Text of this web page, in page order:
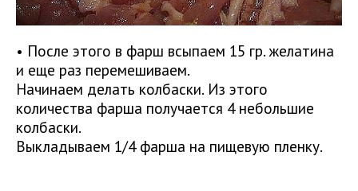
• После этого в фарш всыпаем 15 гр. желатина
и еще раз перемешиваем.
Начинаем делать колбаски. Из этого
количества фарша получается 4 небольшие
колбаски.
Выкладываем 1/4 фарша на пищевую пленку.